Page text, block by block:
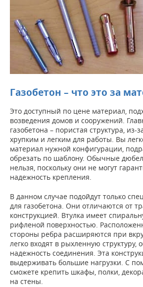
Газобетон – что это за
Это доступный по цене материал,
возведения домов и сооружений.
газобетона – пористая структура, из-
хрупким и легким для работы. Вы
материал нужной конфигурации,
обрезать по шаблону. Обычные
нельзя, поскольку они не могут
надежность крепления.
В данном случае подойдут только
для газобетона. Они отличаются от
конструкцией. Втулка имеет
рифленой поверхностью.
стороны ребра расширяются при
легко входят в рыхленную структуру,
надежность соединения. Эта
выдерживать большие нагрузки. С
сможете крепить шкафы, полки,
на стены.